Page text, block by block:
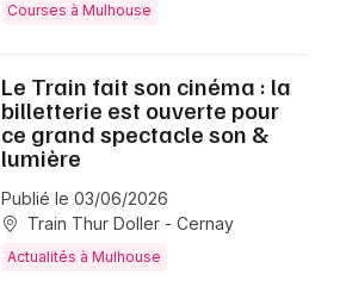
Courses à Mulhouse
Le Train fait son cinéma : la
billetterie est ouverte pour
ce grand spectacle son &
lumière
Publié le 03/06/2026
Train Thur Doller - Cernay
Actualités à Mulhouse